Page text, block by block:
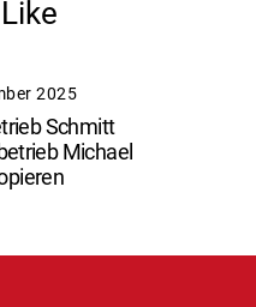
2025
Schmitt
Michael